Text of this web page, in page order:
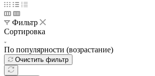
Фильтр
Сортировка
По популярности (возрастание)
Очистить фильтр